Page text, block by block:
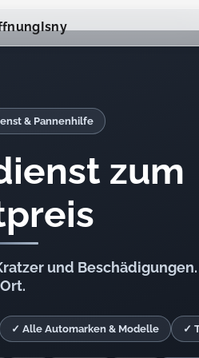
Isny
& Pannenhilfe
zum
und
Ort.
✓ Alle Automarken & Modelle ✓